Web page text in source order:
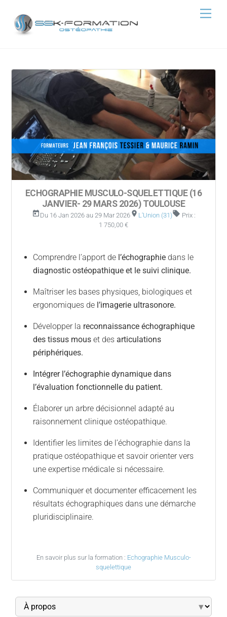
content
ECHOGRAPHIE MUSCULO-SQUELETTIQUE (16
JANVIER- 29 MARS 2026) TOULOUSE
today Du 16 Jan 2026 au 29 Mar 2026room L'Union (31)local_offer Prix :
1 750,00 €
Comprendre l’apport de l’échographie dans le
diagnostic ostéopathique et le suivi clinique.
Maîtriser les bases physiques, biologiques et
ergonomiques de l’imagerie ultrasonore.
Développer la reconnaissance échographique
des tissus mous et des articulations
périphériques.
Intégrer l’échographie dynamique dans
l’évaluation fonctionnelle du patient.
Élaborer un arbre décisionnel adapté au
raisonnement clinique ostéopathique.
Identifier les limites de l’échographie dans la
pratique ostéopathique et savoir orienter vers
une expertise médicale si nécessaire.
Communiquer et documenter efficacement les
résultats échographiques dans une démarche
pluridisciplinaire.
En savoir plus sur la formation : Echographie Musculo-
squelettique
▾